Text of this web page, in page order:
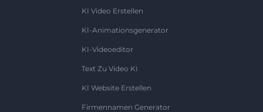
KI Video Erstellen
KI-Animationsgenerator
KI-Videoeditor
Text Zu Video KI
KI Website Erstellen
Firmennamen Generator